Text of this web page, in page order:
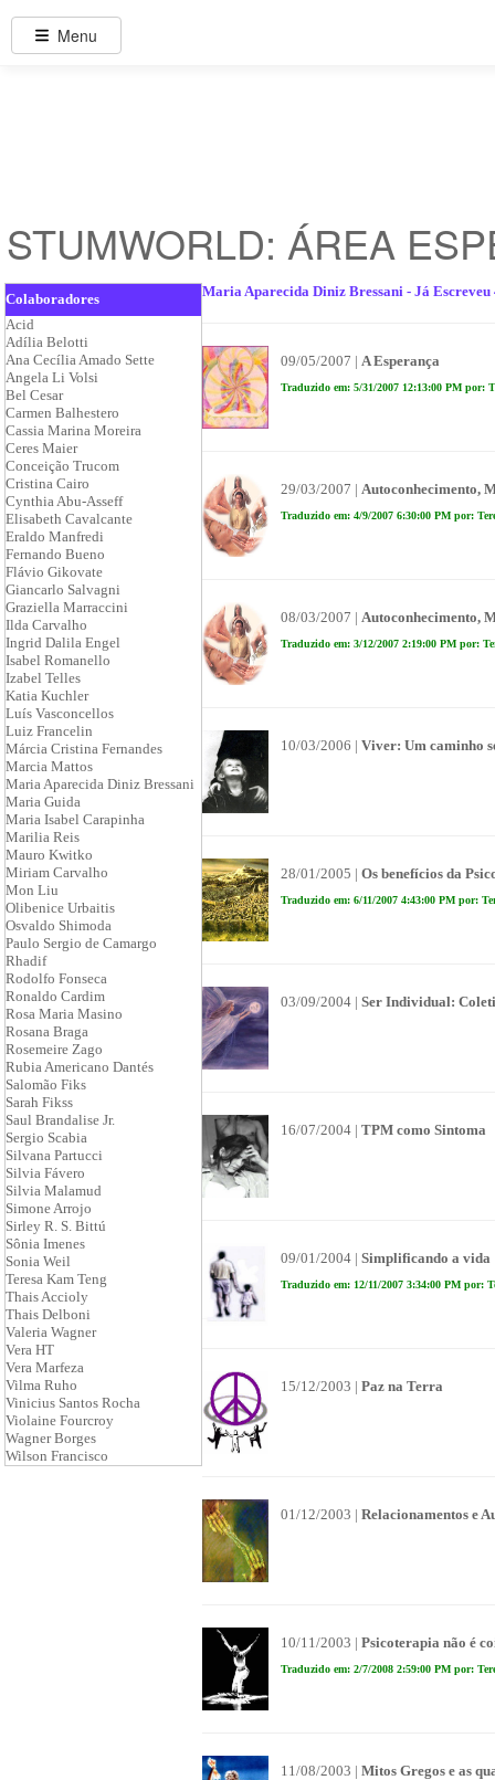
STUMWORLD: ÁREA
Colaboradores
Acid
Adília Belotti
Ana Cecília Amado Sette
Angela Li Volsi
Bel Cesar
Carmen Balhestero
Cassia Marina Moreira
Ceres Maier
Conceição Trucom
Cristina Cairo
Cynthia Abu-Asseff
Elisabeth Cavalcante
Eraldo Manfredi
Fernando Bueno
Flávio Gikovate
Giancarlo Salvagni
Graziella Marraccini
Ilda Carvalho
Ingrid Dalila Engel
Isabel Romanello
Izabel Telles
Katia Kuchler
Luís Vasconcellos
Luiz Francelin
Márcia Cristina Fernandes
Marcia Mattos
Maria Aparecida Diniz Bressani
Maria Guida
Maria Isabel Carapinha
Marilia Reis
Mauro Kwitko
Miriam Carvalho
Mon Liu
Olibenice Urbaitis
Osvaldo Shimoda
Paulo Sergio de Camargo
Rhadif
Rodolfo Fonseca
Ronaldo Cardim
Rosa Maria Masino
Rosana Braga
Rosemeire Zago
Rubia Americano Dantés
Salomão Fiks
Sarah Fikss
Saul Brandalise Jr.
Sergio Scabia
Silvana Partucci
Silvia Fávero
Silvia Malamud
Simone Arrojo
Sirley R. S. Bittú
Sônia Imenes
Sonia Weil
Teresa Kam Teng
Thais Accioly
Thais Delboni
Valeria Wagner
Vera HT
Vera Marfeza
Vilma Ruho
Vinicius Santos Rocha
Violaine Fourcroy
Wagner Borges
Wilson Francisco
Maria Aparecida Diniz Bressani - Já Escreveu
09/05/2007 | A Esperança
Traduzido em: 5/31/2007 12:13:00 PM por:
29/03/2007 | Autoconhecimento,
Traduzido em: 4/9/2007 6:30:00 PM por:
08/03/2007 | Autoconhecimento,
Traduzido em: 3/12/2007 2:19:00 PM por:
10/03/2006 | Viver: Um caminho
28/01/2005 | Os benefícios da
Traduzido em: 6/11/2007 4:43:00 PM por:
03/09/2004 | Ser Individual:
16/07/2004 | TPM como Sintoma
09/01/2004 | Simplificando a vida
Traduzido em: 12/11/2007 3:34:00 PM por:
15/12/2003 | Paz na Terra
01/12/2003 | Relacionamentos e
10/11/2003 | Psicoterapia não é
Traduzido em: 2/7/2008 2:59:00 PM por:
11/08/2003 | Mitos Gregos e as
Menu